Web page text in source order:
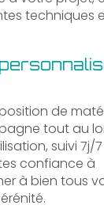
techniques
de
tout au
suivi 7j/
confiance à
à bien tous